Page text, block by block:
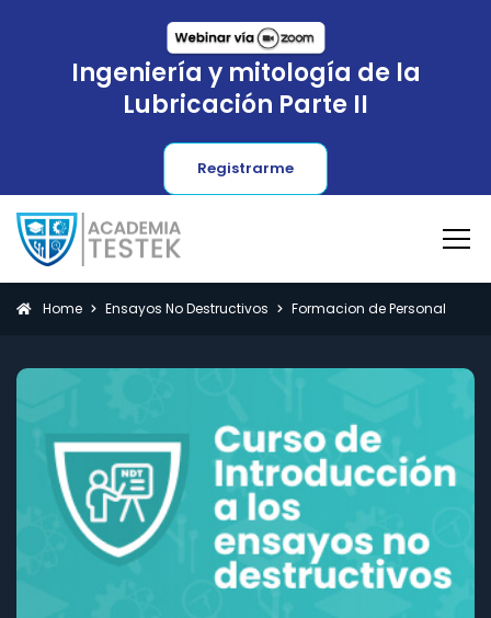
Ingeniería y mitología de la
Lubricación Parte II
Registrarme
Home Ensayos No Destructivos Formacion de Personal